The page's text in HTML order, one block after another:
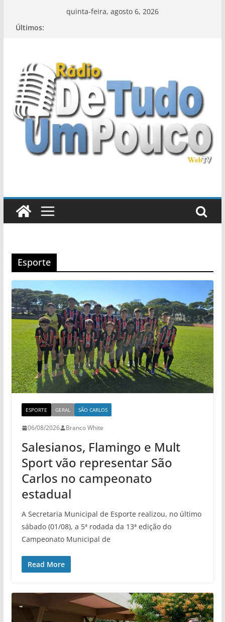
quinta-feira, agosto 6, 2026
Últimos:
Esporte
ESPORTE GERAL SÃO CARLOS
06/08/2026 Branco White
Salesianos, Flamingo e Mult
Sport vão representar São
Carlos no campeonato
estadual
A Secretaria Municipal de Esporte realizou, no último
sábado (01/08), a 5ª rodada da 13ª edição do
Campeonato Municipal de
Read More